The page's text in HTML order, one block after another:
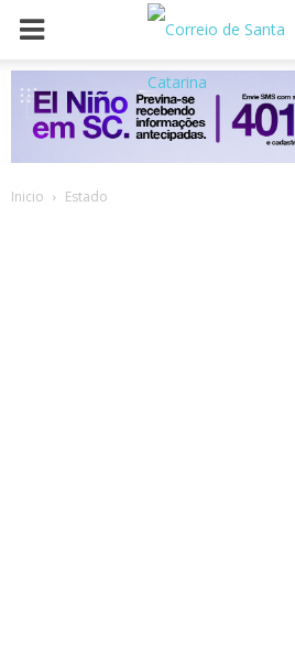
Inicio Estado